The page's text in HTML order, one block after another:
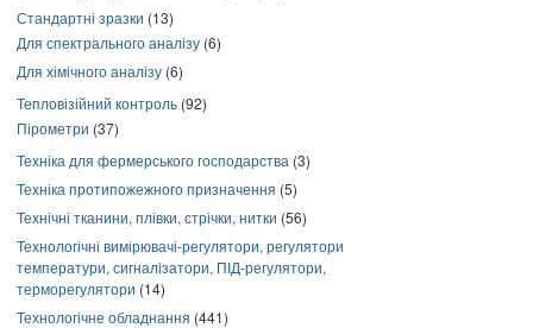
Стандартні зразки (13)
Для спектрального аналізу (6)
Для хімічного аналізу (6)
Тепловізійний контроль (92)
Пірометри (37)
Техніка для фермерського господарства (3)
Техніка протипожежного призначення (5)
Технічні тканини, плівки, стрічки, нитки (56)
Технологічні вимірювачі-регулятори, регулятори
температури, сигналізатори, ПІД-регулятори,
терморегулятори (14)
Технологічне обладнання (441)